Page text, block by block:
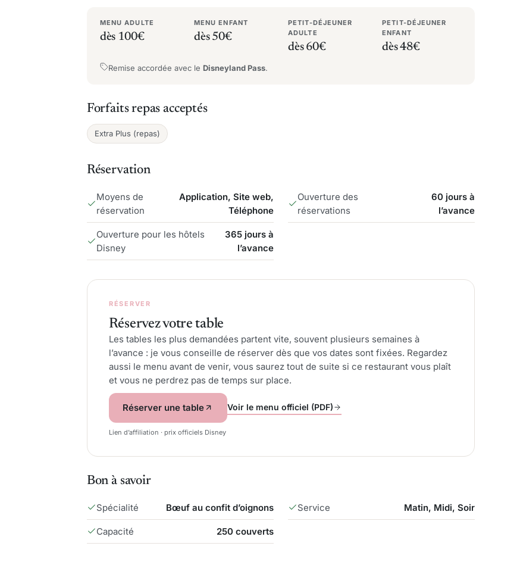
MENU ADULTE
dès 100€
MENU ENFANT
dès 50€
PETIT-DÉJEUNER
ADULTE
dès 60€
PETIT-DÉJEUNER
ENFANT
dès 48€
Remise accordée avec le Disneyland Pass.
Forfaits repas acceptés
Extra Plus (repas)
Réservation
Moyens de
réservation
Application, Site web,
Téléphone
Ouverture des
réservations
60 jours à
l’avance
Ouverture pour les hôtels
Disney
365 jours à
l’avance
RÉSERVER
Réservez votre table
Les tables les plus demandées partent vite, souvent plusieurs semaines à
l’avance : je vous conseille de réserver dès que vos dates sont fixées. Regardez
aussi le menu avant de venir, vous saurez tout de suite si ce restaurant vous plaît
et vous ne perdrez pas de temps sur place.
Réserver une table Voir le menu officiel (PDF)
Lien d’affiliation · prix officiels Disney
Bon à savoir
Spécialité Bœuf au confit d’oignons Service Matin, Midi, Soir
Capacité 250 couverts